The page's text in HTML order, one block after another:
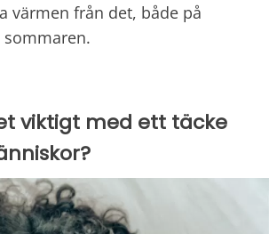
värmen från det, både på
viktigt med ett täcke